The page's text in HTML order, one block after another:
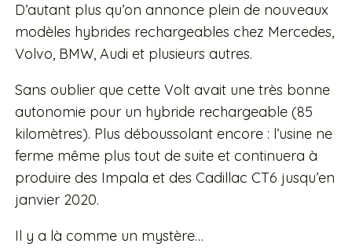
D’autant plus qu’on annonce plein de nouveaux
modèles hybrides rechargeables chez Mercedes,
Volvo, BMW, Audi et plusieurs autres.
Sans oublier que cette Volt avait une très bonne
autonomie pour un hybride rechargeable (85
kilomètres). Plus déboussolant encore : l’usine ne
ferme même plus tout de suite et continuera à
produire des Impala et des Cadillac CT6 jusqu’en
janvier 2020.
Il y a là comme un mystère…